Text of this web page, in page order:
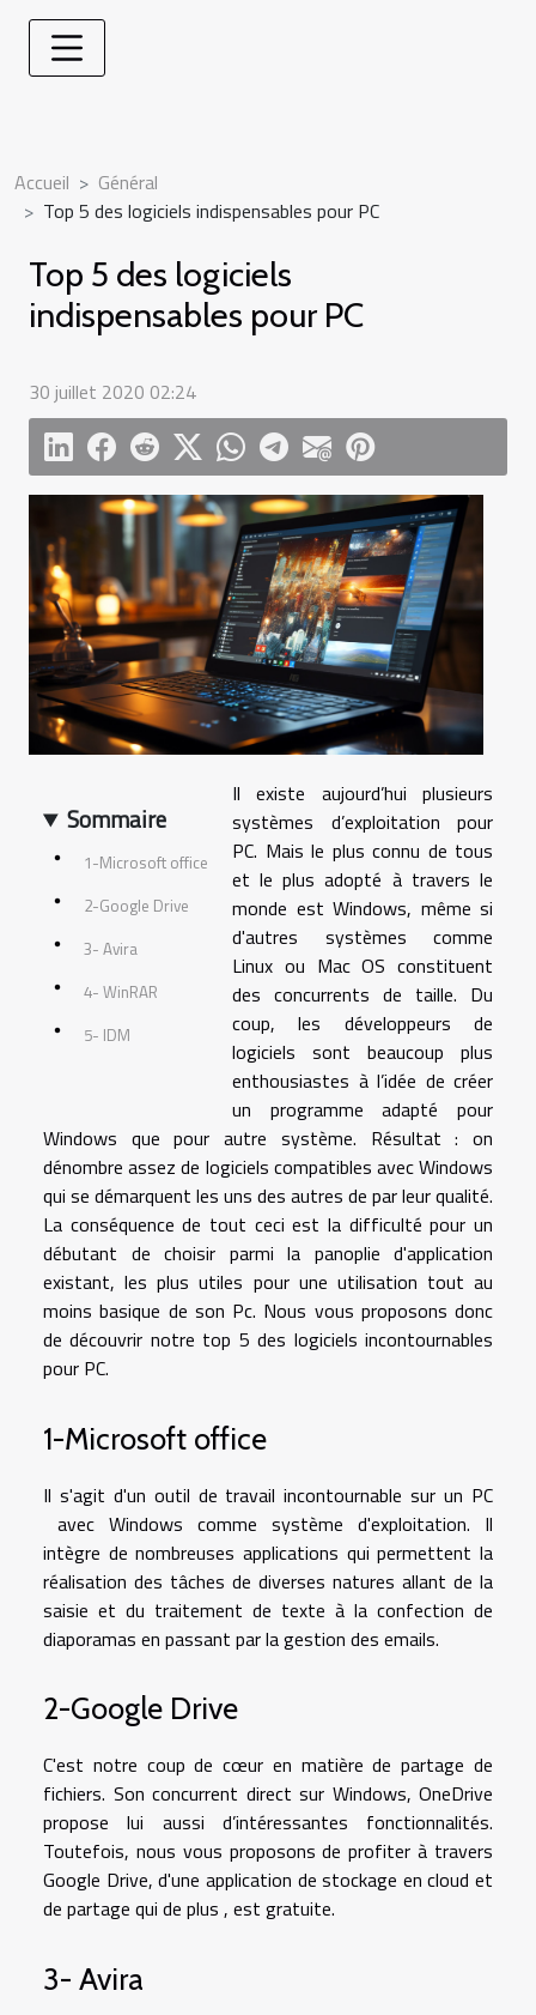
Accueil
Général
Top 5 des logiciels indispensables pour PC
Top 5 des logiciels
indispensables pour PC
30 juillet 2020 02:24
Sommaire
1-Microsoft office
2-Google Drive
3- Avira
4- WinRAR
5- IDM
Il existe aujourd’hui plusieurs
systèmes d’exploitation pour
PC. Mais le plus connu de tous
et le plus adopté à travers le
monde est Windows, même si
d'autres systèmes comme
Linux ou Mac OS constituent
des concurrents de taille. Du
coup, les développeurs de
logiciels sont beaucoup plus
enthousiastes à l’idée de créer
un programme adapté pour
Windows que pour autre système. Résultat : on
dénombre assez de logiciels compatibles avec Windows
qui se démarquent les uns des autres de par leur qualité.
La conséquence de tout ceci est la difficulté pour un
débutant de choisir parmi la panoplie d'application
existant, les plus utiles pour une utilisation tout au
moins basique de son Pc. Nous vous proposons donc
de découvrir notre top 5 des logiciels incontournables
pour PC.
1-Microsoft office
Il s'agit d'un outil de travail incontournable sur un PC
avec Windows comme système d'exploitation. Il
intègre de nombreuses applications qui permettent la
réalisation des tâches de diverses natures allant de la
saisie et du traitement de texte à la confection de
diaporamas en passant par la gestion des emails.
2-Google Drive
C'est notre coup de cœur en matière de partage de
fichiers. Son concurrent direct sur Windows, OneDrive
propose lui aussi d’intéressantes fonctionnalités.
Toutefois, nous vous proposons de profiter à travers
Google Drive, d'une application de stockage en cloud et
de partage qui de plus , est gratuite.
3- Avira